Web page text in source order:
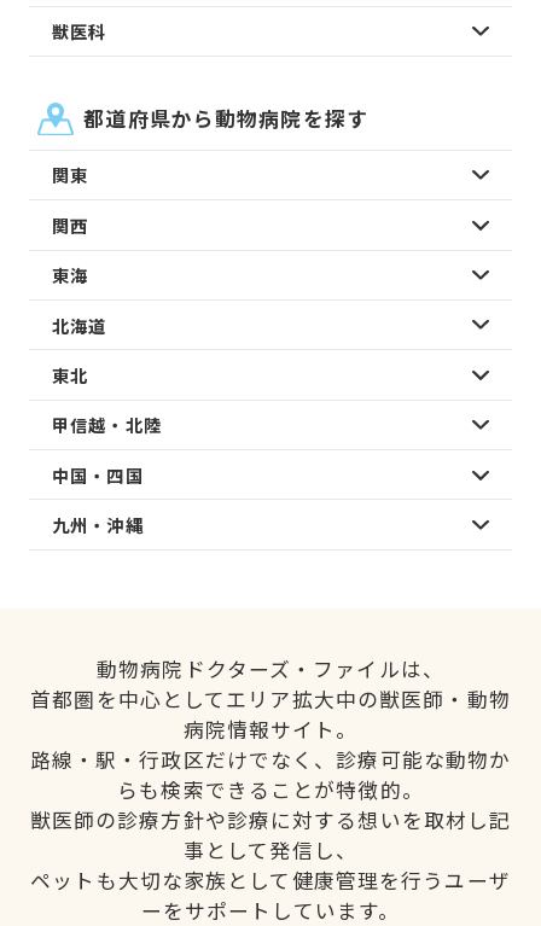
獣医科
都道府県から動物病院を探す
関東
関西
東海
北海道
東北
甲信越・北陸
中国・四国
九州・沖縄
動物病院ドクターズ・ファイルは、
首都圏を中心としてエリア拡大中の獣医師・動物
病院情報サイト。
路線・駅・行政区だけでなく、診療可能な動物か
らも検索できることが特徴的。
獣医師の診療方針や診療に対する想いを取材し記
事として発信し、
ペットも大切な家族として健康管理を行うユーザ
ーをサポートしています。